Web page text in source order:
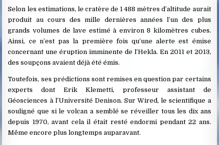
Selon les estimations, le cratère de 1 488 mètres d’altitude aurait
produit au cours des mille dernières années l’un des plus
grands volumes de lave estimé à environ 8 kilomètres cubes.
Ainsi, ce n’est pas la première fois qu’une alerte est émise
concernant une éruption imminente de l’Hekla. En 2011 et 2013,
des soupçons avaient déjà été émis.
Toutefois, ses prédictions sont remises en question par certains
experts dont Erik Klemetti, professeur assistant de
Géosciences à l’Université Denison. Sur Wired, le scientifique a
souligné que si le volcan a semblé se réveiller tous les dix ans
depuis 1970, avant cela il était resté endormi pendant 22 ans.
Même encore plus longtemps auparavant.